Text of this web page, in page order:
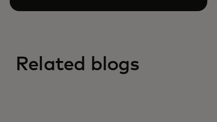
Related blogs